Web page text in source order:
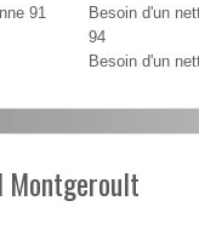
91
Besoin d'un
94
Besoin d'un
Montgeroult